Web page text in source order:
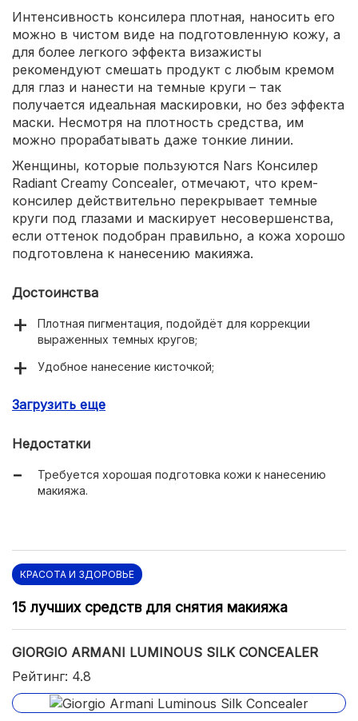
Интенсивность консилера плотная, наносить его
можно в чистом виде на подготовленную кожу, а
для более легкого эффекта визажисты
рекомендуют смешать продукт с любым кремом
для глаз и нанести на темные круги – так
получается идеальная маскировки, но без эффекта
маски. Несмотря на плотность средства, им
можно прорабатывать даже тонкие линии.
Женщины, которые пользуются Nars Консилер
Radiant Creamy Concealer, отмечают, что крем-
консилер действительно перекрывает темные
круги под глазами и маскирует несовершенства,
если оттенок подобран правильно, а кожа хорошо
подготовлена к нанесению макияжа.
Достоинства
Плотная пигментация, подойдёт для коррекции
выраженных темных кругов;
Удобное нанесение кисточкой;
Маскирует морщинки.
Загрузить еще
Недостатки
Требуется хорошая подготовка кожи к нанесению
макияжа.
КРАСОТА И ЗДОРОВЬЕ
15 лучших средств для снятия макияжа
GIORGIO ARMANI LUMINOUS SILK CONCEALER
Рейтинг: 4.8